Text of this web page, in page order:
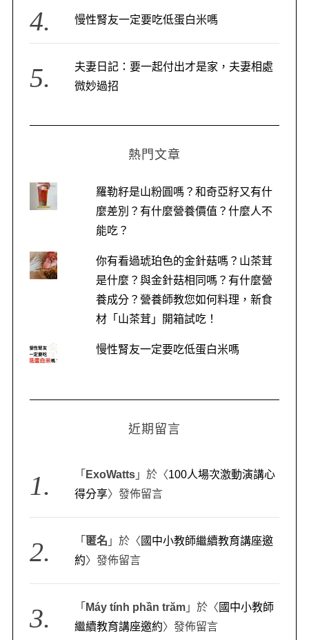
慢性腎友一定要吃低蛋白米嗎
夫妻日記：要一起付出才是家，夫妻相處
微妙過招
熱門文章
羅勒籽是山粉圓嗎？和奇亞籽又有什
麼差別？有什麼營養價值？什麼人不
能吃？
你有看過琥珀色的金針菇嗎？山茶茸
是什麼？與金針菇相同嗎？有什麼營
養成分？營養師教您如何料理，新食
材「山茶茸」開箱試吃！
慢性腎友一定要吃低蛋白米嗎
近期留言
「 ExoWatts 」於〈100人場次激動演講心
得分享〉發佈留言
「 匿名 」於〈 國中小教師繼續教育講座邀
約〉發佈留言
「 Máy tính phần trăm 」於〈 國中小教師
繼續教育講座邀約〉發佈留言
r
f